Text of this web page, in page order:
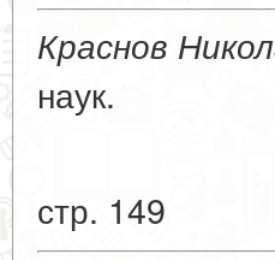
Краснов
наук.
стр. 149